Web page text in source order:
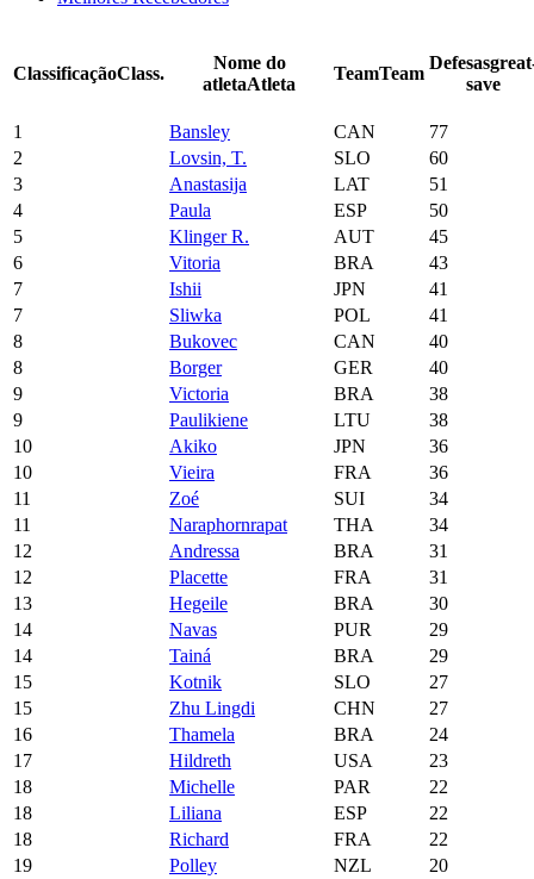
ClassificaçãoClass.
Nome do
atletaAtleta
TeamTeam
Defesas
save
1 Bansley CAN
77
2
Lovsin, T. SLO
60
3
Anastasija LAT
51
4
Paula ESP
50
5
Klinger R. AUT
45
6
Vitoria BRA
43
7
Ishii JPN
41
7
Sliwka POL
41
8
Bukovec CAN
40
8
Borger GER
40
9
Victoria BRA
38
9
Paulikiene LTU
38
10
Akiko JPN
36
10
Vieira FRA
36
11
Zoé SUI
34
11
Naraphornrapat THA
34
12
Andressa BRA
31
12
Placette FRA
31
13
Hegeile BRA
30
14
Navas PUR
29
14
Tainá BRA
29
15
Kotnik SLO
27
15
Zhu Lingdi CHN
27
16
Thamela BRA
24
17
Hildreth USA
23
18
Michelle PAR
22
18
Liliana ESP
22
18
Richard FRA
22
19
Polley NZL
20